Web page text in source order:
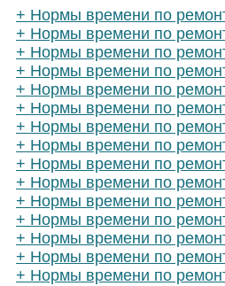
+ Нормы времени по
+ Нормы времени по
+ Нормы времени по
+ Нормы времени по
+ Нормы времени по
+ Нормы времени по
+ Нормы времени по
+ Нормы времени по
+ Нормы времени по
+ Нормы времени по
+ Нормы времени по
+ Нормы времени по
+ Нормы времени по
+ Нормы времени по
+ Нормы времени по